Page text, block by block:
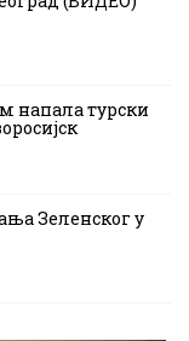
напала турски
Зеленског у